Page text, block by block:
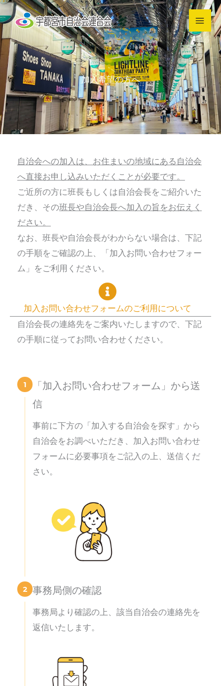
内
容
を
ス
キ
ッ
プ
加入希望の方へ
自治会への加入は、お住まいの地域にある自治会
へ直接お申し込みいただくことが必要です。
ご近所の方に班長もしくは自治会長をご紹介いた
だき、その班長や自治会長へ加入の旨をお伝えく
ださい。
なお、班長や自治会長がわからない場合は、下記
の手順をご確認の上、「加入お問い合わせフォー
ム」をご利用ください。
加入お問い合わせフォームのご利用について
自治会長の連絡先をご案内いたしますので、下記
の手順に従ってお問い合わせください。
1
「加入お問い合わせフォーム」から送
信
事前に下方の「加入する自治会を探す」から
自治会をお調べいただき、加入お問い合わせ
フォームに必要事項をご記入の上、送信くだ
さい。
2 事務局側の確認
事務局より確認の上、該当自治会の連絡先を
返信いたします。